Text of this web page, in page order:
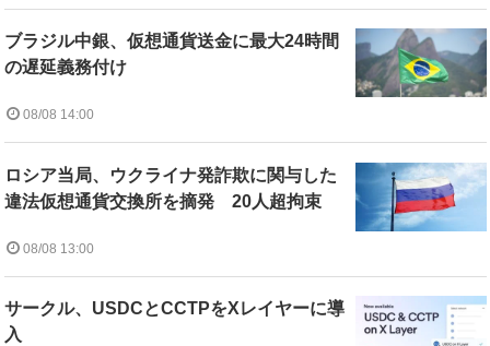
ブラジル中銀、仮想通貨送金に最大24時間
の遅延義務付け
08/08 14:00
ロシア当局、ウクライナ発詐欺に関与した
違法仮想通貨交換所を摘発 20人超拘束
08/08 13:00
サークル、USDCとCCTPをXレイヤーに導
入